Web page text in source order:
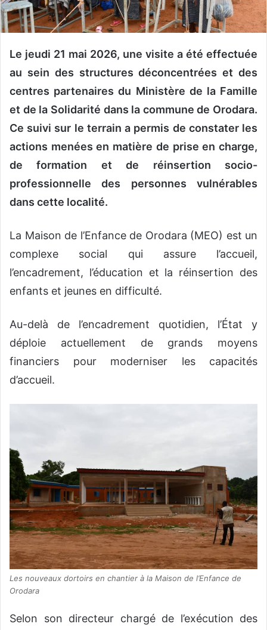
r
r
e
Le jeudi 21 mai 2026, une visite a été effectuée
au sein des structures déconcentrées et des
centres partenaires du Ministère de la Famille
et de la Solidarité dans la commune de Orodara.
Ce suivi sur le terrain a permis de constater les
actions menées en matière de prise en charge,
de formation et de réinsertion socio-
professionnelle des personnes vulnérables
dans cette localité.
La Maison de l’Enfance de Orodara (MEO) est un
complexe social qui assure l’accueil,
l’encadrement, l’éducation et la réinsertion des
enfants et jeunes en difficulté.
Au-delà de l’encadrement quotidien, l’État y
déploie actuellement de grands moyens
financiers pour moderniser les capacités
d’accueil.
Les nouveaux dortoirs en chantier à la Maison de l’Enfance de
Orodara
Selon son directeur chargé de l’exécution des